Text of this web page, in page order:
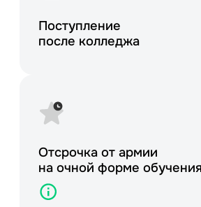
Поступление
после колледжа
Отсрочка от армии
на очной форме обучения